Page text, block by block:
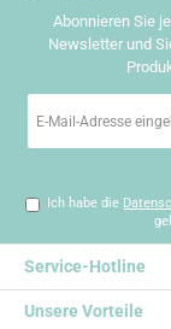
Abonnieren Sie
Newsletter und
Mail-
Ich habe die
Service-Hotline
Unsere Vorteile